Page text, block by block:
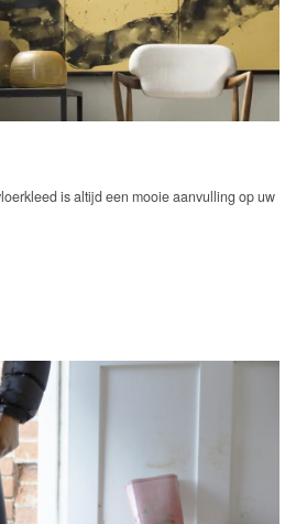
is altijd een mooie aanvulling op uw